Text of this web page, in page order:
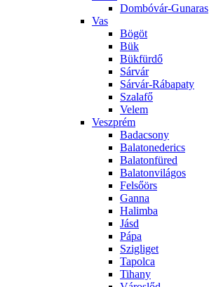
Dombóvár-Gunaras
Vas
Bögöt
Bük
Bükfürdő
Sárvár
Sárvár-Rábapaty
Szalafő
Velem
Veszprém
Badacsony
Balatonederics
Balatonfüred
Balatonvilágos
Felsőörs
Ganna
Halimba
Jásd
Pápa
Szigliget
Tapolca
Tihany